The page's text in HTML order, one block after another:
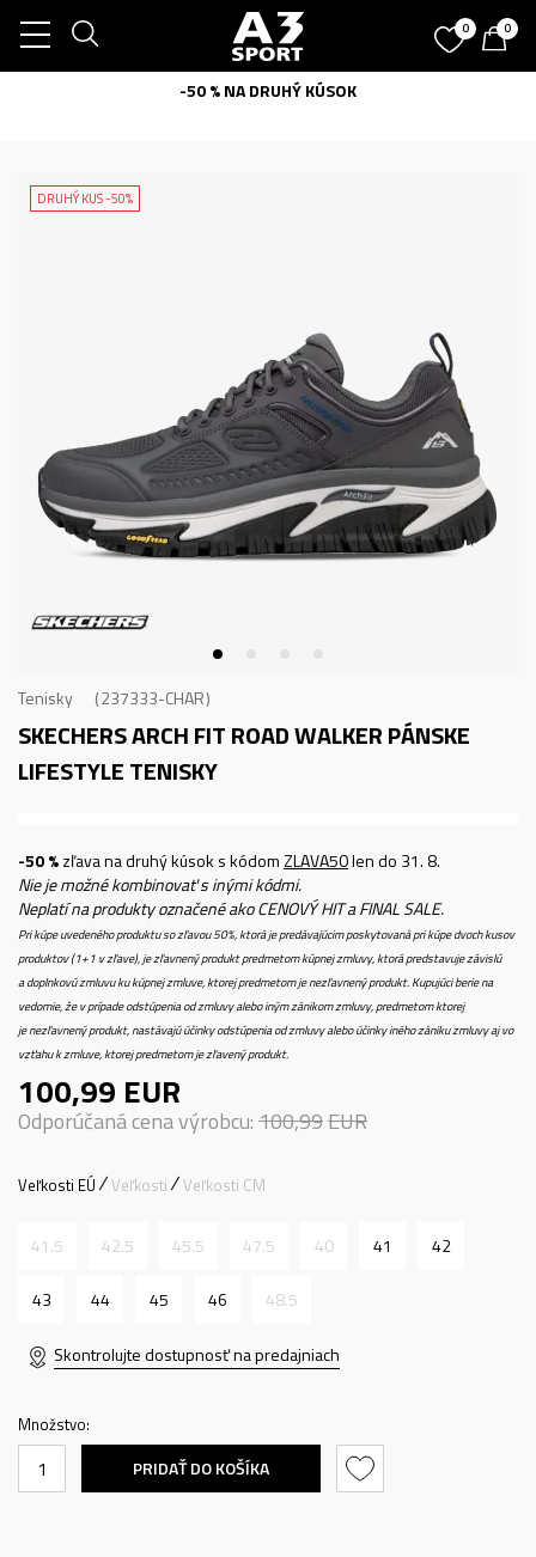
0 0
-50 % NA DRUHÝ KÚSOK
DRUHÝ KUS -50%
Tenisky 237333-CHAR
SKECHERS ARCH FIT ROAD WALKERPÁNSKE
LIFESTYLE TENISKY
-50 %zľava na druhý kúsok s kódomZLAVA50len do 31. 8.
Nie je možné kombinovať s inými kódmi.
Neplatí na produkty označené ako CENOVÝ HIT a FINAL SALE.
Pri kúpe uvedeného produktu so zľavou 50%, ktorá je predávajúcim poskytovaná pri kúpe dvoch kusov
produktov (1+1 v zľave), je zľavnený produkt predmetom kúpnej zmluvy, ktorá predstavuje závislú
a doplnkovú zmluvu ku kúpnej zmluve, ktorej predmetom je nezľavnený produkt. Kupujúci berie na
vedomie, že v prípade odstúpenia od zmluvy alebo iným zánikom zmluvy, predmetom ktorej
je nezľavnený produkt, nastávajú účinky odstúpenia od zmluvy alebo účinky iného zániku zmluvy aj vo
vzťahu k zmluve, ktorej predmetom je zľavený produkt.
100,99 EUR
Odporúčaná cena výrobcu:100,99EUR
Veľkosti EÚ Veľkosti Veľkosti CM
41.5 42.5 45.5 47.5 40 41 42
43 44 45 46 48.5
Skontrolujte dostupnosť na predajniach
Množstvo:
PRIDAŤ DO KOŠÍKA